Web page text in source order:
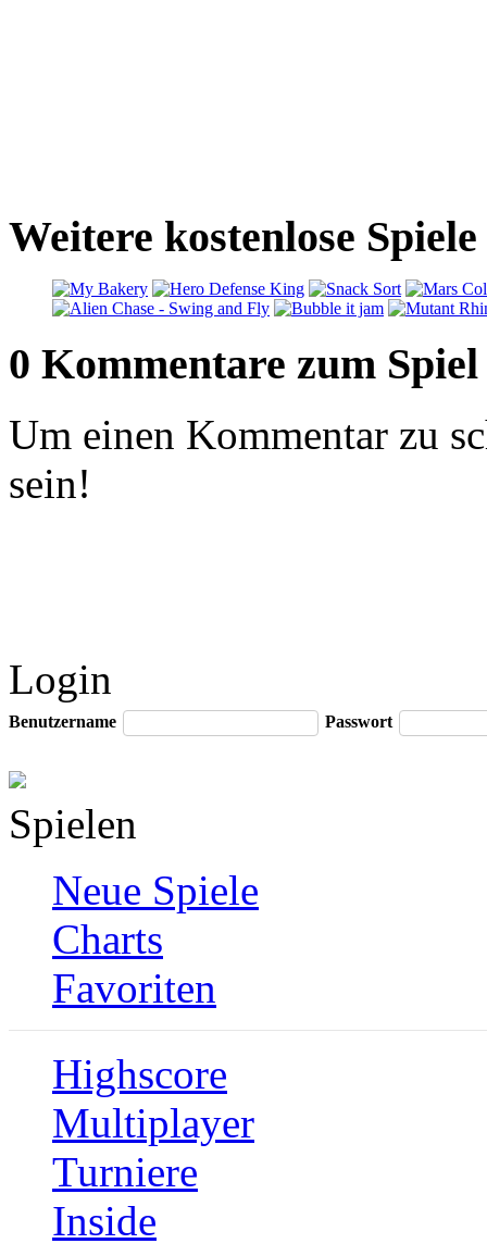
Weitere kostenlose
0 Kommentare zum Spiel
Um einen Kommentar zu
sein!
Login
Benutzername Passwort
Spielen
Neue Spiele
Charts
Favoriten
Highscore
Multiplayer
Turniere
Inside